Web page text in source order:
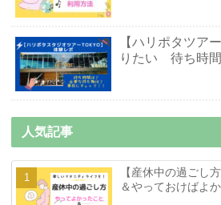
【ハリポタツア
りたい 待ち時間
人気記事
【産休中の過ごし
＆やっておけばよ